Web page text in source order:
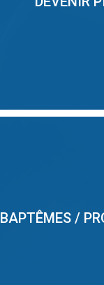
BAPTÊMES /